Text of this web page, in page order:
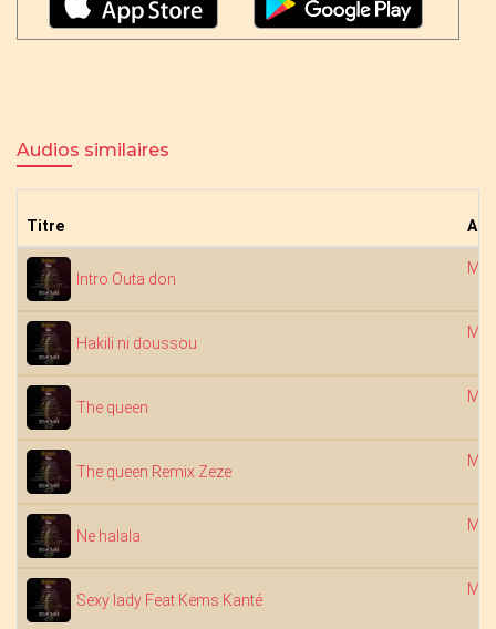
Audios similaires
Titre
Intro Outa don
Hakili ni doussou
The queen
The queen Remix Zeze
Ne halala
Sexy lady Feat Kems Kanté